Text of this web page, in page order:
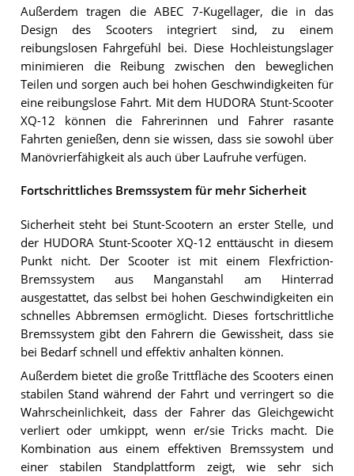
Außerdem tragen die ABEC 7-Kugellager, die in das
Design des Scooters integriert sind, zu einem
reibungslosen Fahrgefühl bei. Diese Hochleistungslager
minimieren die Reibung zwischen den beweglichen
Teilen und sorgen auch bei hohen Geschwindigkeiten für
eine reibungslose Fahrt. Mit dem HUDORA Stunt-Scooter
XQ-12 können die Fahrerinnen und Fahrer rasante
Fahrten genießen, denn sie wissen, dass sie sowohl über
Manövrierfähigkeit als auch über Laufruhe verfügen.
Fortschrittliches Bremssystem für mehr Sicherheit
Sicherheit steht bei Stunt-Scootern an erster Stelle, und
der HUDORA Stunt-Scooter XQ-12 enttäuscht in diesem
Punkt nicht. Der Scooter ist mit einem Flexfriction-
Bremssystem aus Manganstahl am Hinterrad
ausgestattet, das selbst bei hohen Geschwindigkeiten ein
schnelles Abbremsen ermöglicht. Dieses fortschrittliche
Bremssystem gibt den Fahrern die Gewissheit, dass sie
bei Bedarf schnell und effektiv anhalten können.
Außerdem bietet die große Trittfläche des Scooters einen
stabilen Stand während der Fahrt und verringert so die
Wahrscheinlichkeit, dass der Fahrer das Gleichgewicht
verliert oder umkippt, wenn er/sie Tricks macht. Die
Kombination aus einem effektiven Bremssystem und
einer stabilen Standplattform zeigt, wie sehr sich